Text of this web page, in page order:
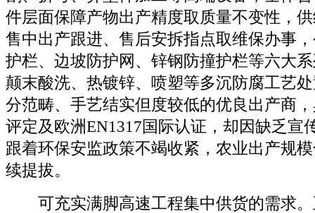
件层面保障产物出产精度取质量不变性，
售中出产跟进、售后安拆指点取维保办事
护栏、边坡防护网、锌钢防撞护栏等六大
颠末酸洗、热镀锌、喷塑等多沉防腐工艺
分范畴、手艺结实但度较低的优良出产商
评定及欧洲EN1317国际认证，却因缺乏宣
跟着环保安监政策不竭收紧，农业出产规
续提拔。
可充实满脚高速工程集中供货的需求。